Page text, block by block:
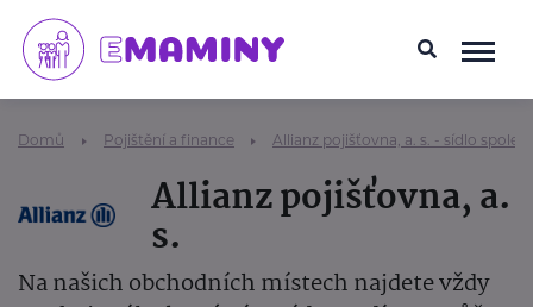
Domů Pojištění a finance Allianz pojišťovna, a. s. - sídlo
Allianz pojišťovna, a.
s.
Na našich obchodních místech najdete vždy